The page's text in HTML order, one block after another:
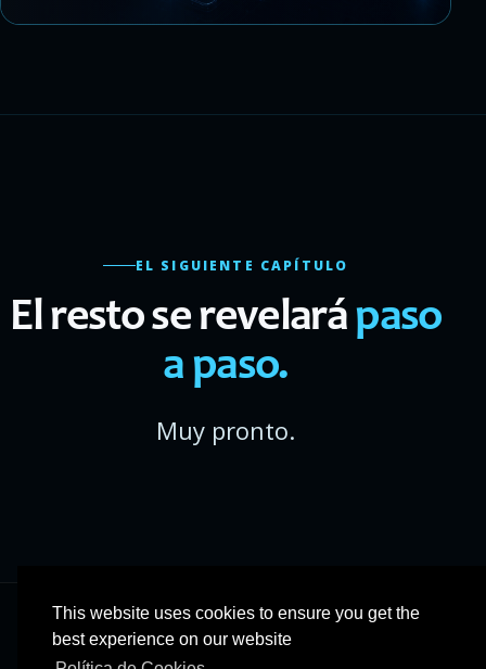
This website uses cookies to ensure you get the
best experience on our website
EL SIGUIENTE CAPÍTULO
El resto se revelarápaso
a paso.
Muy pronto.